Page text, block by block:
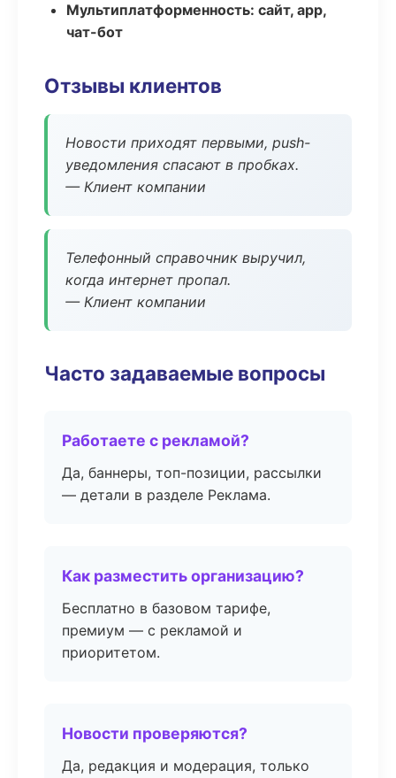
Мультиплатформенность: сайт, app,
чат-бот
Отзывы клиентов
Новости приходят первыми, push-
уведомления спасают в пробках.
— Клиент компании
Телефонный справочник выручил,
когда интернет пропал.
— Клиент компании
Часто задаваемые вопросы
Работаете с рекламой?
Да, баннеры, топ-позиции, рассылки
— детали в разделе Реклама.
Как разместить организацию?
Бесплатно в базовом тарифе,
премиум — с рекламой и
приоритетом.
Новости проверяются?
Да, редакция и модерация, только